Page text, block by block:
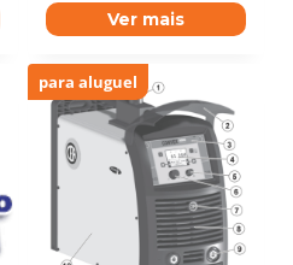
Ver mais
para aluguel